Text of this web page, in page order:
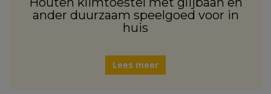
ander duurzaam speelgoed voor in
huis
Lees meer